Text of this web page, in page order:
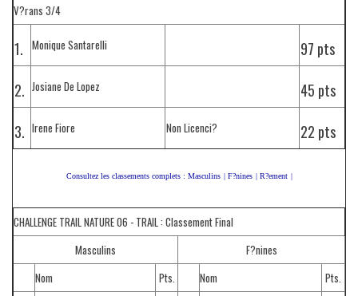
V?rans 3/4
1. Monique Santarelli
97 pts
2. Josiane De Lopez
45 pts
3. Irene Fiore Non Licenci? 22 pts
Consultez les classements complets : Masculins | F?nines | R?ement |
CHALLENGE TRAIL NATURE 06 - TRAIL : Classement Final
Masculins
F?nines
Nom
Pts. Nom
Pts.